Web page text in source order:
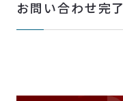
お問い合わせ完了